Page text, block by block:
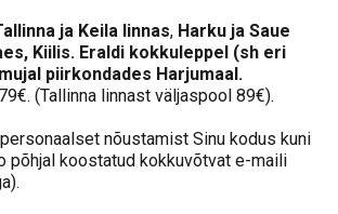
ja Keila linnas, Harku ja Saue
Kiilis. Eraldi kokkuleppel (sh eri
piirkondades Harjumaal.
(Tallinna linnast väljaspool 89€).
nõustamist Sinu kodus kuni
põhjal koostatud kokkuvõtvat e-maili